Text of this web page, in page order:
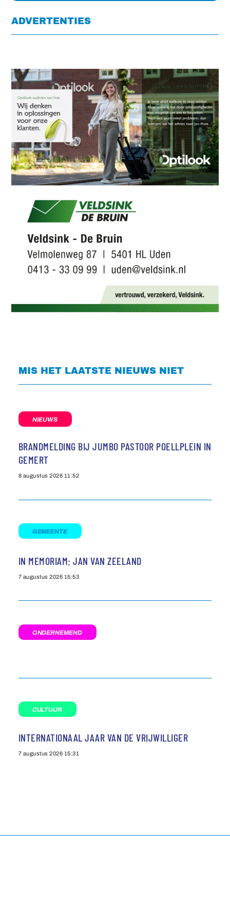
ADVERTENTIES
MIS HET LAATSTE NIEUWS NIET
NIEUWS
BRANDMELDING BIJ JUMBO PASTOOR POELLPLEIN IN
GEMERT
8 augustus 2026 11:52
GEMEENTE
IN MEMORIAM: JAN VAN ZEELAND
7 augustus 2026 15:53
ONDERNEMEND
CULTUUR
INTERNATIONAAL JAAR VAN DE VRIJWILLIGER
7 augustus 2026 15:31